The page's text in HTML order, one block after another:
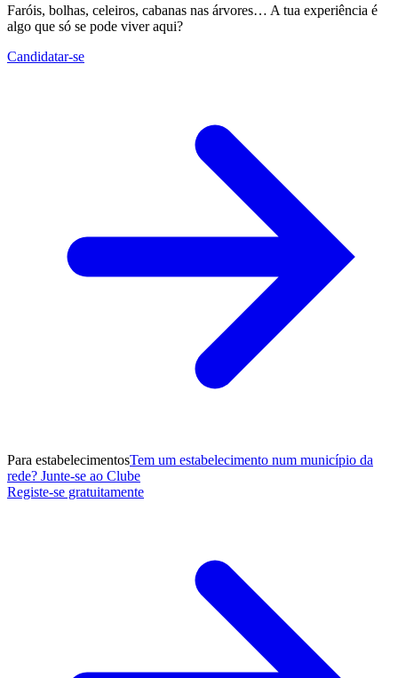
Faróis, bolhas, celeiros, cabanas nas árvores… A tua experiência é
algo que só se pode viver aqui?
Candidatar-se
Para estabelecimentosTem um estabelecimento num município da
rede? Junte-se ao Clube
Registe-se gratuitamente